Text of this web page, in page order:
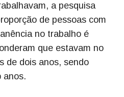
a pesquisa
de pessoas com
no trabalho é
que estavam no
de dois anos, sendo
anos.